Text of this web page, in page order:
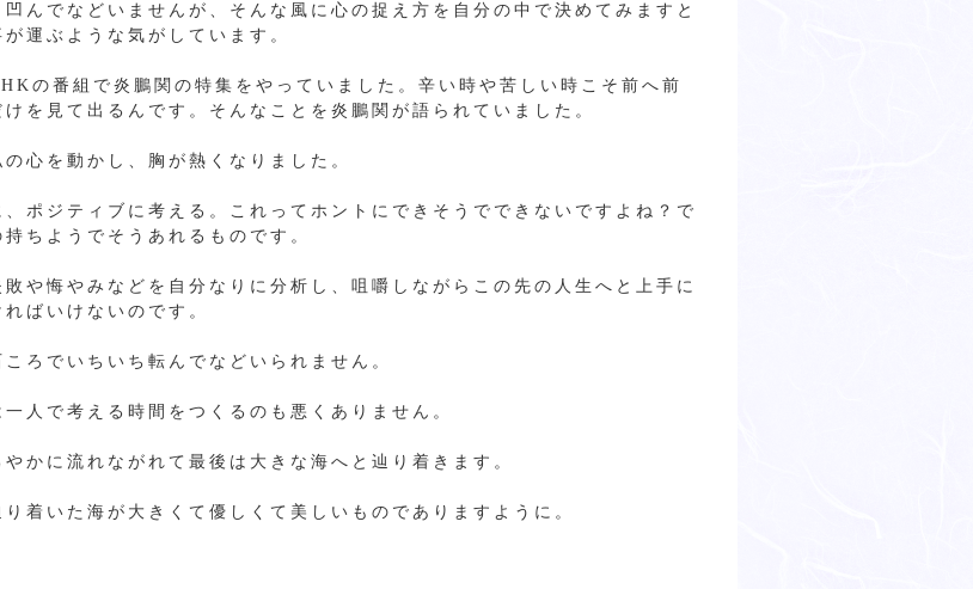
凹んでなどいませんが、そんな風に心の捉え方を自分の中で決めてみますと
運ぶような気がしています。
の番組で炎鵬関の特集をやっていました。辛い時や苦しい時こそ前へ前
けを見て出るんです。そんなことを炎鵬関が語られていました。
心を動かし、胸が熱くなりました。
、ポジティブに考える。これってホントにできそうでできないですよね？で
持ちようでそうあれるものです。
敗や悔やみなどを自分なりに分析し、咀嚼しながらこの先の人生へと上手に
ばいけないのです。
ころでいちいち転んでなどいられません。
一人で考える時間をつくるのも悪くありません。
やかに流れながれて最後は大きな海へと辿り着きます。
り着いた海が大きくて優しくて美しいものでありますように。